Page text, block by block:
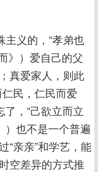
主义的，“孝弟也
》）爱自己的父
真爱家人，则此
民，仁民而爱
了，“己欲立而立
）也不是一个普遍
“亲亲”和学艺，能
空差异的方式推